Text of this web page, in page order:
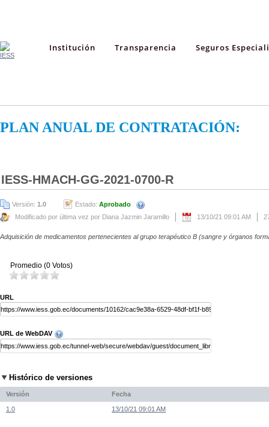
Institución Transparencia Seguros
PLAN ANUAL DE CONTRATACIÓN:
IESS-HMACH-GG-2021-0700-R
Versión: 1.0 Estado: Aprobado
Modificado por última vez por Diana Jazmin Jaramillo
13/10/21 09:01 AM
Adquisición de medicamentos pertenecientes al grupo terapéutico B (sangre y órganos
Promedio (0 Votos)
URL
URL de WebDAV
Histórico de versiones
Versión Fecha
1.0 13/10/21 09:01 AM